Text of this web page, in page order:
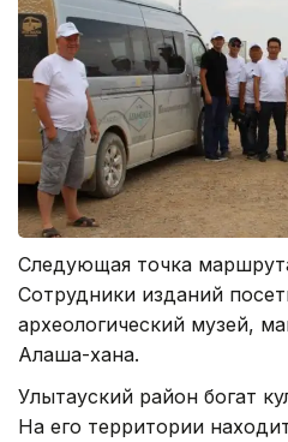
Следующая точка
Сотрудники изданий
археологический музей,
Алаша-хана.
Улытауский район богат
На его территории